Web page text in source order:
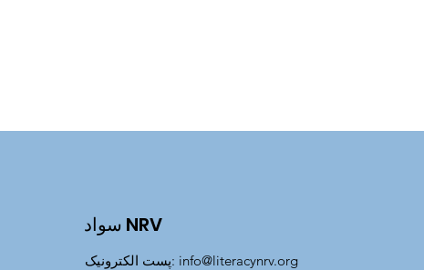
سواد NRV
پست الکترونیک: info@literacynrv.org